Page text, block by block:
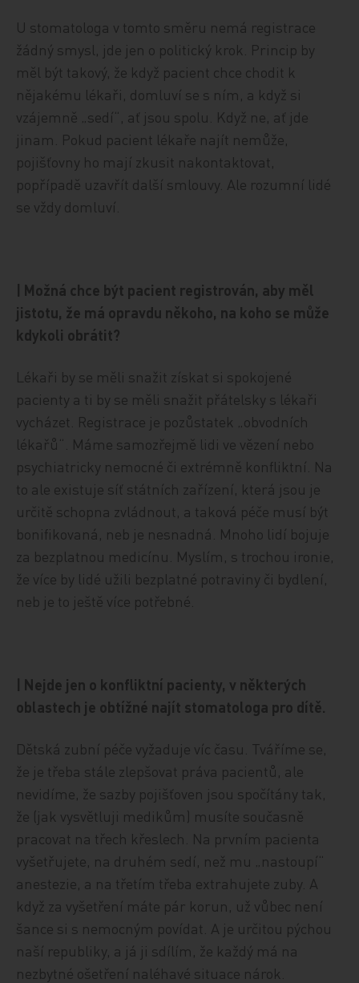
U stomatologa v tomto směru nemá registrace
žádný smysl, jde jen o politický krok. Princip by
měl být takový, že když pacient chce chodit k
nějakému lékaři, domluví se s ním, a když si
vzájemně „sedí“, ať jsou spolu. Když ne, ať jde
jinam. Pokud pacient lékaře najít nemůže,
pojišťovny ho mají zkusit nakontaktovat,
popřípadě uzavřít další smlouvy. Ale rozumní lidé
se vždy domluví.
| Možná chce být pacient registrován, aby měl
jistotu, že má opravdu někoho, na koho se může
kdykoli obrátit?
Lékaři by se měli snažit získat si spokojené
pacienty a ti by se měli snažit přátelsky s lékaři
vycházet. Registrace je pozůstatek „obvodních
lékařů“. Máme samozřejmě lidi ve vězení nebo
psychiatricky nemocné či extrémně konfliktní. Na
to ale existuje síť státních zařízení, která jsou je
určitě schopna zvládnout, a taková péče musí být
bonifikovaná, neb je nesnadná. Mnoho lidí bojuje
za bezplatnou medicínu. Myslím, s trochou ironie,
že více by lidé užili bezplatné potraviny či bydlení,
neb je to ještě více potřebné.
| Nejde jen o konfliktní pacienty, v některých
oblastech je obtížné najít stomatologa pro dítě.
Dětská zubní péče vyžaduje víc času. Tváříme se,
že je třeba stále zlepšovat práva pacientů, ale
nevidíme, že sazby pojišťoven jsou spočítány tak,
že (jak vysvětluji medikům) musíte současně
pracovat na třech křeslech. Na prvním pacienta
vyšetřujete, na druhém sedí, než mu „nastoupí“
anestezie, a na třetím třeba extrahujete zuby. A
když za vyšetření máte pár korun, už vůbec není
šance si s nemocným povídat. A je určitou pýchou
naší republiky, a já ji sdílím, že každý má na
nezbytné ošetření naléhavé situace nárok.